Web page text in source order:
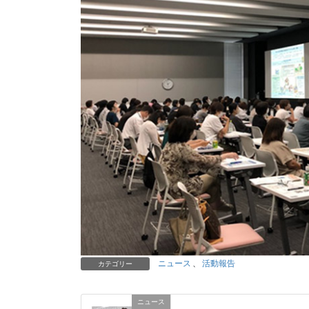
カテゴリー ニュース 、 活動報告
ニュース